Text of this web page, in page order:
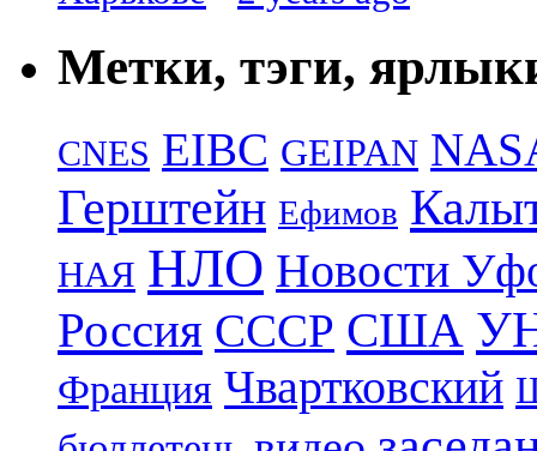
Метки, тэги,
CNES EIBC GEIPAN
Герштейн Ефимов
НАЯ НЛО Новости
Россия СССР США
Франция Чвартковский